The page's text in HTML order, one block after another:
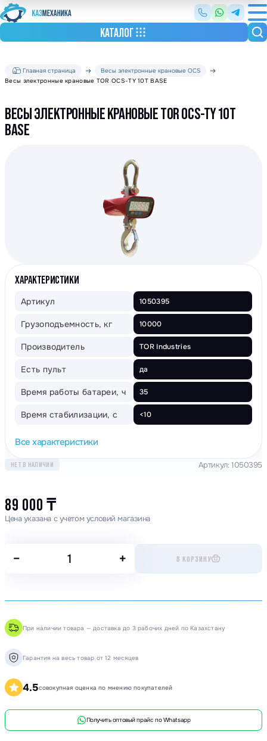
КАТАЛОГ
Главная страница
Весы электронные крановые OCS
Весы электронные крановые TOR OCS-TY 10T BASE
ВЕСЫ ЭЛЕКТРОННЫЕ КРАНОВЫЕ TOR OCS-TY 10T
BASE
ХАРАКТЕРИСТИКИ
Артикул 1050395
Грузоподъемность, кг 10000
Производитель TOR Industries
Есть пульт да
Время работы батареи, ч 35
Время стабилизации, с <10
Все характеристики
НЕТ В НАЛИЧИИ Артикул: 1050395
89 000 ₸
Цена указана с учетом условий магазина
− + В КОРЗИНУ
При наличии товара — доставка до 3 рабочих дней по Казахстану
Гарантия на весь товар от 12 месяцев
4.5совокупная оценка по мнению покупателей
Получить оптовый прайс по Whatsapp